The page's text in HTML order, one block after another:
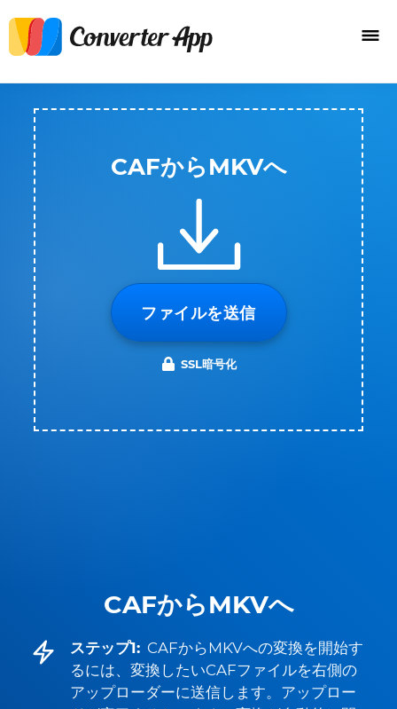
CAFからMKVへ
ステップ1: CAFからMKVへの変換を開始す
るには、変換したいCAFファイルを右側の
アップローダーに送信します。アップロー
CAFからMKVへ
ファイルを送信
SSL暗号化